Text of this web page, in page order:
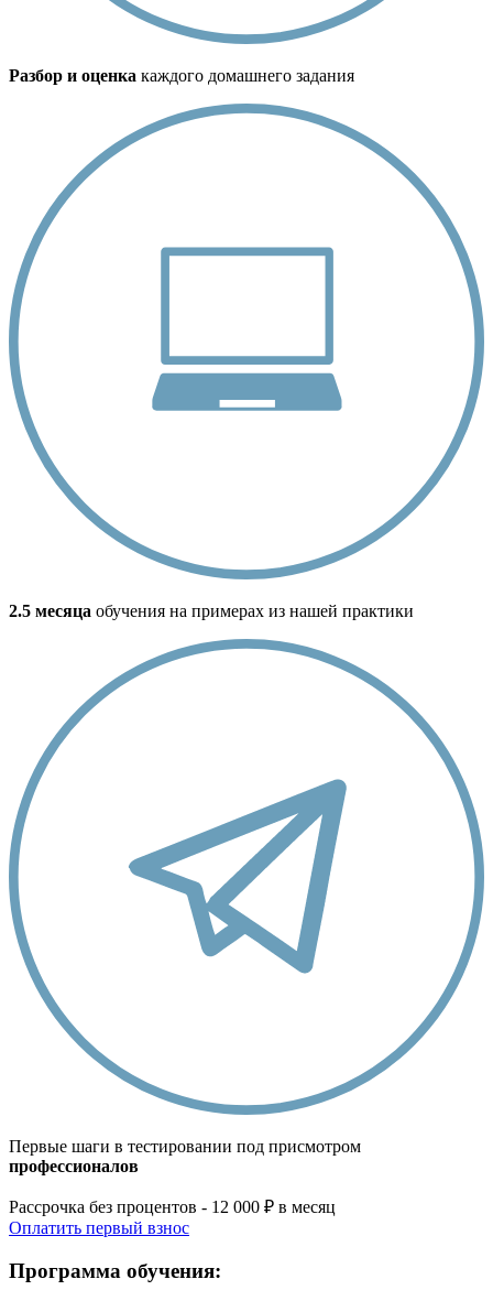
Разбор и оценка каждого домашнего задания
2.5 месяца обучения на примерах из нашей практики
Первые шаги в тестировании под присмотром
профессионалов
Рассрочка без процентов - 12 000 ₽ в месяц
Оплатить первый взнос
Программа обучения: